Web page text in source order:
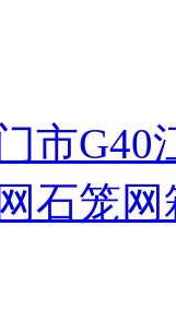
市G40
石笼